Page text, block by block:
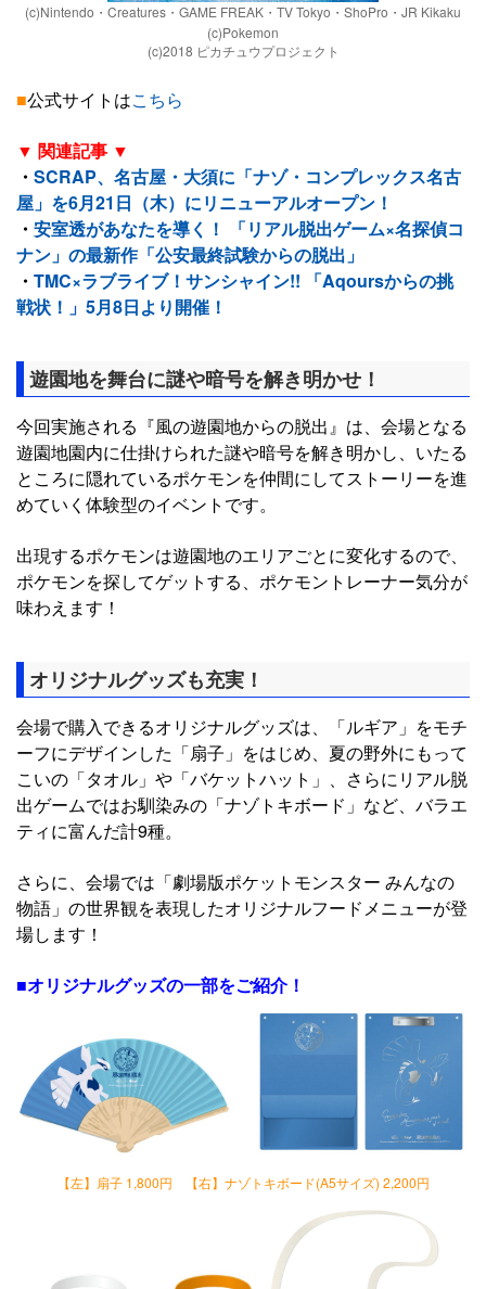
(c)Nintendo・Creatures・GAME FREAK・TV Tokyo・ShoPro・JR Kikaku
(c)Pokemon
(c)2018 ピカチュウプロジェクト
■公式サイトはこちら
▼ 関連記事 ▼
・ SCRAP、名古屋・大須に「ナゾ・コンプレックス名古
屋」を6月21日（木）にリニューアルオープン！
・ 安室透があなたを導く！ 「リアル脱出ゲーム×名探偵コ
ナン」の最新作「公安最終試験からの脱出」
・ TMC×ラブライブ！サンシャイン!! 「Aqoursからの挑
戦状！」5月8日より開催！
遊園地を舞台に謎や暗号を解き明かせ！
今回実施される『風の遊園地からの脱出』は、会場となる
遊園地園内に仕掛けられた謎や暗号を解き明かし、いたる
ところに隠れているポケモンを仲間にしてストーリーを進
めていく体験型のイベントです。
出現するポケモンは遊園地のエリアごとに変化するので、
ポケモンを探してゲットする、ポケモントレーナー気分が
味わえます！
オリジナルグッズも充実！
会場で購入できるオリジナルグッズは、「ルギア」をモチ
ーフにデザインした「扇子」をはじめ、夏の野外にもって
こいの「タオル」や「バケットハット」、さらにリアル脱
出ゲームではお馴染みの「ナゾトキボード」など、バラエ
ティに富んだ計9種。
さらに、会場では「劇場版ポケットモンスター みんなの
物語」の世界観を表現したオリジナルフードメニューが登
場します！
■オリジナルグッズの一部をご紹介！
【左】扇子 1,800円 【右】ナゾトキボード(A5サイズ) 2,200円